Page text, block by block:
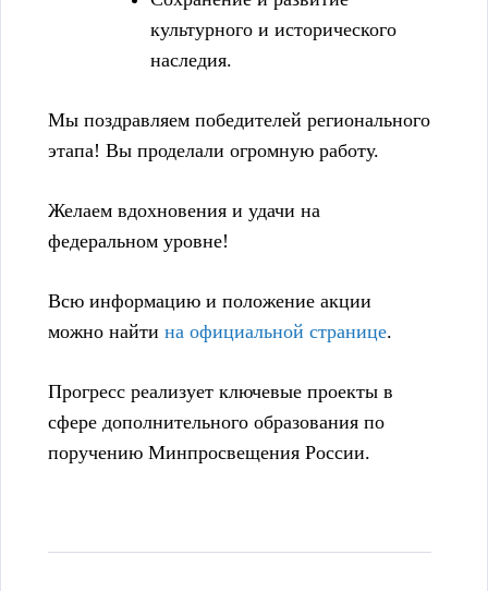
культурного и исторического
наследия.
Мы поздравляем победителей регионального
этапа! Вы проделали огромную работу.
Желаем вдохновения и удачи на
федеральном уровне!
Всю информацию и положение акции
можно найти на официальной странице.
Прогресс реализует ключевые проекты в
сфере дополнительного образования по
поручению Минпросвещения России.